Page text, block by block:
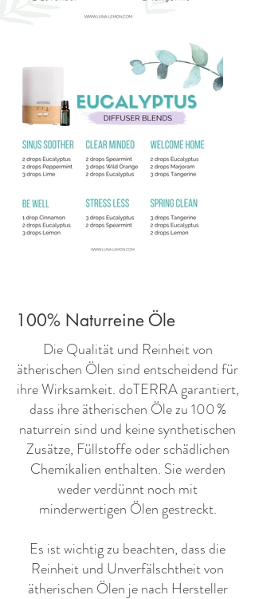
100% Naturreine Öle
​Die Qualität und Reinheit von
ätherischen Ölen sind entscheidend für
ihre Wirksamkeit. doTERRA garantiert,
dass ihre ätherischen Öle zu 100 %
naturrein sind und keine synthetischen
Zusätze, Füllstoffe oder schädlichen
Chemikalien enthalten. Sie werden
weder verdünnt noch mit
minderwertigen Ölen gestreckt.
Es ist wichtig zu beachten, dass die
Reinheit und Unverfälschtheit von
ätherischen Ölen je nach Hersteller